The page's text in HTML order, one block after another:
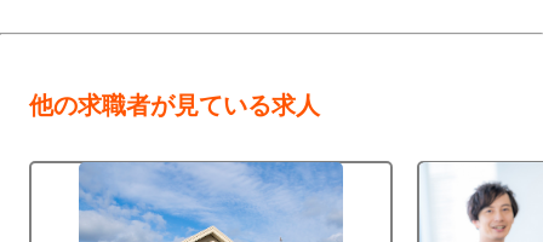
他の求職者が見ている求人